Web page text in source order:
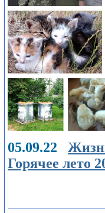
05.09.22
Горячее лето